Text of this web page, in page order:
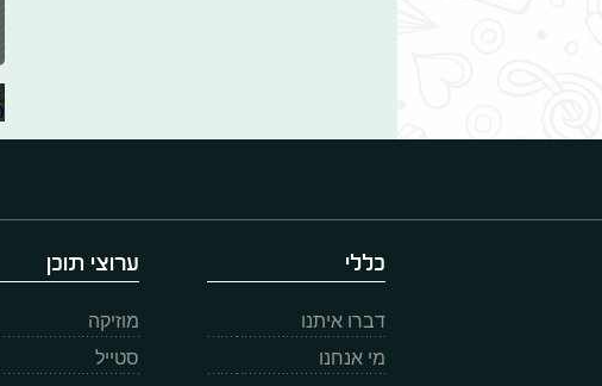
כללי
דברו איתנו
מי אנחנו
ערוצי תוכן
מוזיקה
סטייל